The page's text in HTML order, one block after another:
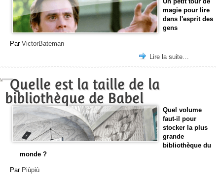
magie pour lire
dans l'esprit des
gens
Par VictorBateman
Lire la suite…
Quelle est la taille de la
bibliothèque de Babel
Quel volume
faut-il pour
stocker la plus
grande
bibliothèque du
monde ?
Par Piùpiù